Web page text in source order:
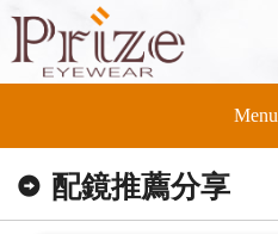
Menu
配鏡推薦分享